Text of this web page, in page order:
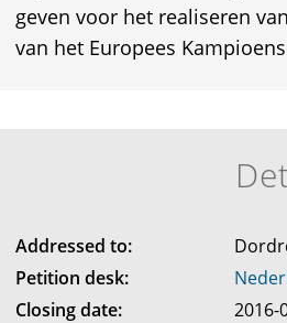
geven voor het realiseren
van het Europees
Addressed to:
Petition desk:
Closing date:
2016-